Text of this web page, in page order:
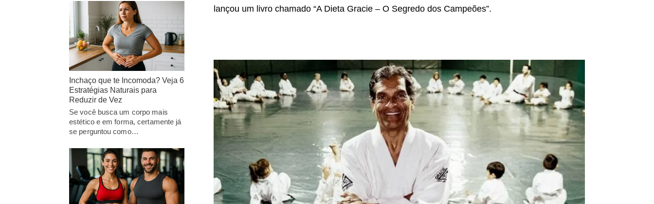
lançou um livro chamado “A Dieta Gracie – O Segredo dos Campeões”.
Inchaço que te Incomoda? Veja 6
Estratégias Naturais para
Reduzir de Vez
Se você busca um corpo mais
estético e em forma, certamente já
se perguntou como…